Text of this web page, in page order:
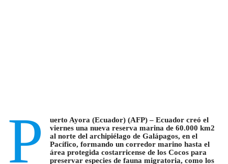
P
uerto Ayora (Ecuador) (AFP) – Ecuador creó el
viernes una nueva reserva marina de 60.000 km2
al norte del archipiélago de Galápagos, en el
Pacífico, formando un corredor marino hasta el
área protegida costarricense de los Cocos para
preservar especies de fauna migratoria, como los